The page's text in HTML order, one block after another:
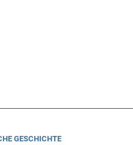
GESCHICHTE